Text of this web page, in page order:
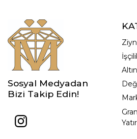
Sosyal Medyadan
Bizi Takip Edin!